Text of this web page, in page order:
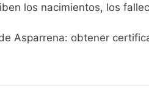
los nacimientos, los
Asparrena: obtener